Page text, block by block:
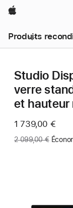
Apple
Produits
Studio
verre
et hauteur
Maintenant
1 739,00 €
Ancien
2 099,00 €